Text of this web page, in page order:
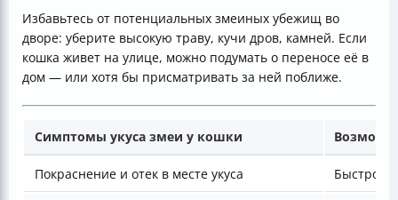
Избавьтесь от потенциальных змеиных убежищ во
дворе: уберите высокую траву, кучи дров, камней. Если
кошка живет на улице, можно подумать о переносе её в
дом — или хотя бы присматривать за ней поближе.
Симптомы укуса змеи у кошки
Покраснение и отек в месте укуса Быстрое